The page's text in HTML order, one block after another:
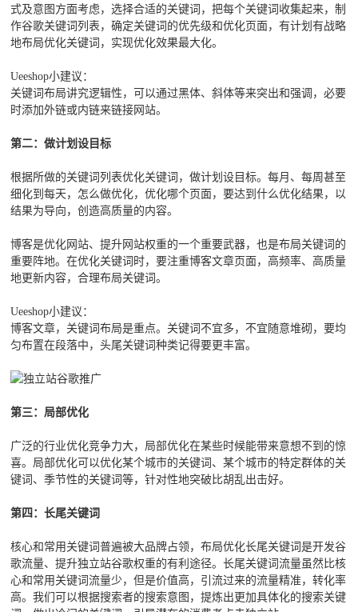
式及意图方面考虑，选择合适的关键词，把每个关键词收集起来，制
作谷歌关键词列表，确定关键词的优先级和优化页面，有计划有战略
地布局优化关键词，实现优化效果最大化。
Ueeshop小建议：
关键词布局讲究逻辑性，可以通过黑体、斜体等来突出和强调，必要
时添加外链或内链来链接网站。
第二：做计划设目标
根据所做的关键词列表优化关键词，做计划设目标。每月、每周甚至
细化到每天，怎么做优化，优化哪个页面，要达到什么优化结果，以
结果为导向，创造高质量的内容。
博客是优化网站、提升网站权重的一个重要武器，也是布局关键词的
重要阵地。在优化关键词时，要注重博客文章页面，高频率、高质量
地更新内容，合理布局关键词。
Ueeshop小建议：
博客文章，关键词布局是重点。关键词不宜多，不宜随意堆砌，要均
匀布置在段落中，头尾关键词种类记得要更丰富。
第三：局部优化
广泛的行业优化竞争力大，局部优化在某些时候能带来意想不到的惊
喜。局部优化可以优化某个城市的关键词、某个城市的特定群体的关
键词、季节性的关键词等，针对性地突破比胡乱出击好。
第四：长尾关键词
核心和常用关键词普遍被大品牌占领，布局优化长尾关键词是开发谷
歌流量、提升独立站谷歌权重的有利途径。长尾关键词流量虽然比核
心和常用关键词流量少，但是价值高，引流过来的流量精准，转化率
高。我们可以根据搜索者的搜索意图，提炼出更加具体化的搜索关键